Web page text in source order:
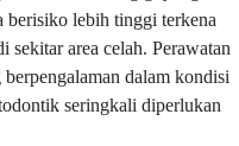
berisiko lebih tinggi terkena
sekitar area celah. Perawatan
dalam kondisi
seringkali diperlukan